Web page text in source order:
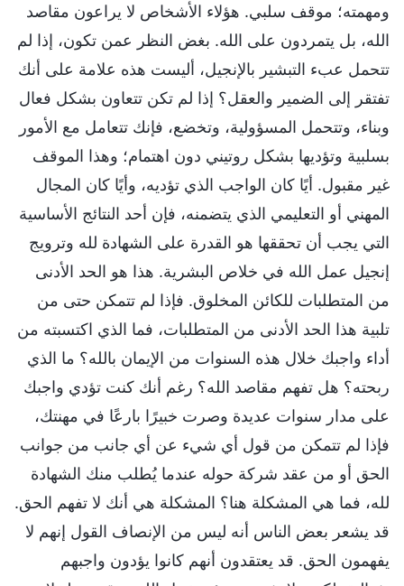
ومهمته؛ موقف سلبي. هؤلاء الأشخاص لا يراعون مقاصد
الله، بل يتمردون على الله. بغض النظر عمن تكون، إذا لم
تتحمل عبء التبشير بالإنجيل، أليست هذه علامة على أنك
تفتقر إلى الضمير والعقل؟ إذا لم تكن تتعاون بشكل فعال
وبناء، وتتحمل المسؤولية، وتخضع، فإنك تتعامل مع الأمور
بسلبية وتؤديها بشكل روتيني دون اهتمام؛ وهذا الموقف
غير مقبول. أيًا كان الواجب الذي تؤديه، وأيًا كان المجال
المهني أو التعليمي الذي يتضمنه، فإن أحد النتائج الأساسية
التي يجب أن تحققها هو القدرة على الشهادة لله وترويج
إنجيل عمل الله في خلاص البشرية. هذا هو الحد الأدنى
من المتطلبات للكائن المخلوق. فإذا لم تتمكن حتى من
تلبية هذا الحد الأدنى من المتطلبات، فما الذي اكتسبته من
أداء واجبك خلال هذه السنوات من الإيمان بالله؟ ما الذي
ربحته؟ هل تفهم مقاصد الله؟ رغم أنك كنت تؤدي واجبك
على مدار سنوات عديدة وصرت خبيرًا بارعًا في مهنتك،
فإذا لم تتمكن من قول أي شيء عن أي جانب من جوانب
الحق أو من عقد شركة حوله عندما يُطلب منك الشهادة
لله، فما هي المشكلة هنا؟ المشكلة هي أنك لا تفهم الحق.
قد يشعر بعض الناس أنه ليس من الإنصاف القول إنهم لا
يفهمون الحق. قد يعتقدون أنهم كانوا يؤدون واجبهم